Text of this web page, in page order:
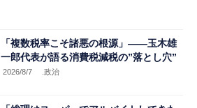
「複数税率こそ諸悪の根源」――玉木雄
一郎代表が語る消費税減税の”落とし穴”
2026/8/7 .政治